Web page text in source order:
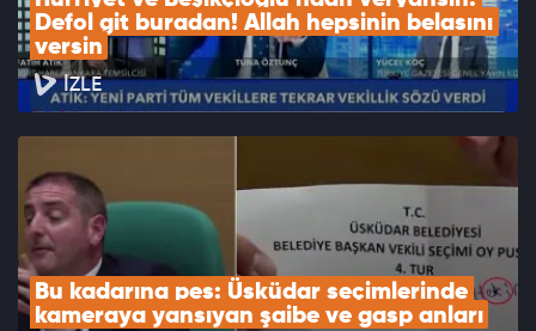
Defol git buradan! Allah hepsinin belasını
versin
İZLE
Bu kadarına pes: Üsküdar seçimlerinde
kameraya yansıyan şaibe ve gasp anları